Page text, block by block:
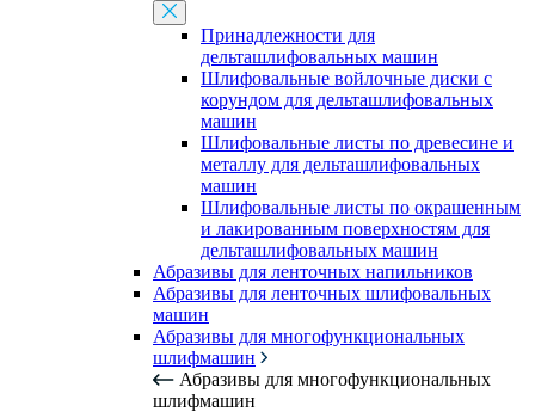
Принадлежности для
дельташлифовальных машин
Шлифовальные войлочные диски с
корундом для дельташлифовальных
машин
Шлифовальные листы по древесине и
металлу для дельташлифовальных
машин
Шлифовальные листы по окрашенным
и лакированным поверхностям для
дельташлифовальных машин
Абразивы для ленточных напильников
Абразивы для ленточных шлифовальных
машин
Абразивы для многофункциональных
шлифмашин
Абразивы для многофункциональных
шлифмашин